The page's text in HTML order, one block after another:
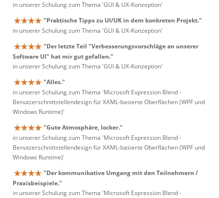
in unserer Schulung zum Thema 'GUI & UX-Konzeption'
"Praktische Tipps zu UI/UK in dem konkreten Projekt."
in unserer Schulung zum Thema 'GUI & UX-Konzeption'
"Der letzte Teil "Verbesserungsvorschläge an unserer
Software UI" hat mir gut gefallen."
in unserer Schulung zum Thema 'GUI & UX-Konzeption'
"Alles."
in unserer Schulung zum Thema 'Microsoft Expression Blend -
Benutzerschnittstellendesign für XAML-basierte Oberflächen (WPF und
Windows Runtime)'
"Gute Atmosphäre, locker."
in unserer Schulung zum Thema 'Microsoft Expression Blend -
Benutzerschnittstellendesign für XAML-basierte Oberflächen (WPF und
Windows Runtime)'
"Der kommunikative Umgang mit den Teilnehmern /
Praxisbeispiele."
in unserer Schulung zum Thema 'Microsoft Expression Blend -